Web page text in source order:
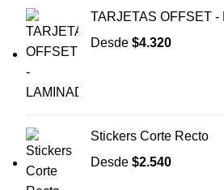
TARJETAS OFFSET -
Desde $4.320
Stickers Corte Recto
Desde $2.540